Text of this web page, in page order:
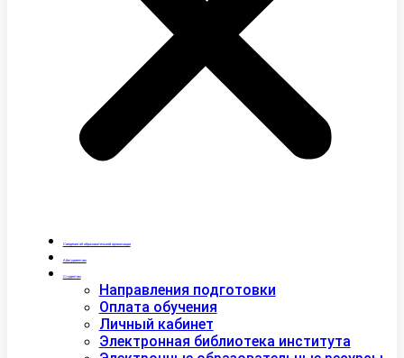
Сведения об образовательной организации
Абитуриентам
Студентам
Направления подготовки
Оплата обучения
Личный кабинет
Электронная библиотека института